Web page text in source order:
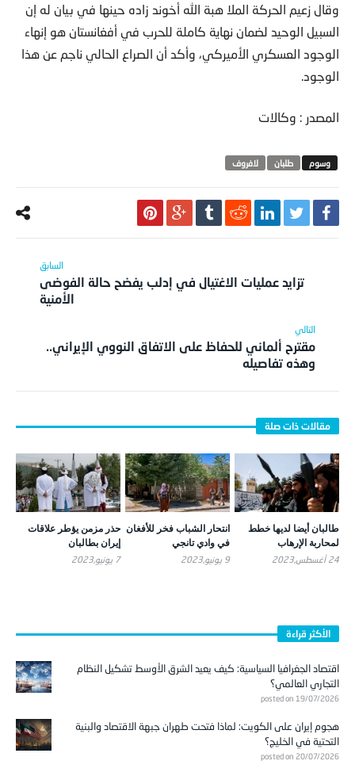
وقال زعيم الحركة الملا هبة الله أخوند زاده حينها في بيان له إن
السبيل الوحيد لضمان نهاية كاملة للحرب في أفغانستان هو إنهاء
الوجود العسكري الأميركي، وأكد أن الصراع الحالي ناجم عن هذا
الوجود.
المصدر : وكالات
طلبان لافروف
تزايد عمليات الاغتيال في إدلب يفضح حالة الفوضى
الأمنية
مقترح ألماني للحفاظ على الاتفاق النووي الإيراني..
وهذه تفاصيله
طالبان أيضا لديها خطط
لمحاربة الإرهاب
24 أغسطس,2023
انتحار الشباب فخر للأفغان
في وادي تانجي
9 يونيو,2023
حذر مزمن يؤطر علاقات
إيران بطالبان
7 يونيو,2023
الأكثر قراءة
اقتصاد الجغرافيا السياسية: كيف يعيد الشرق الأوسط تشكيل النظام
التجاري العالمي؟
posted on 19/07/2026
هجوم إيران على الكويت: لماذا فتحت طهران جبهة الاقتصاد والبنية
التحتية في الخليج؟
posted on 20/07/2026